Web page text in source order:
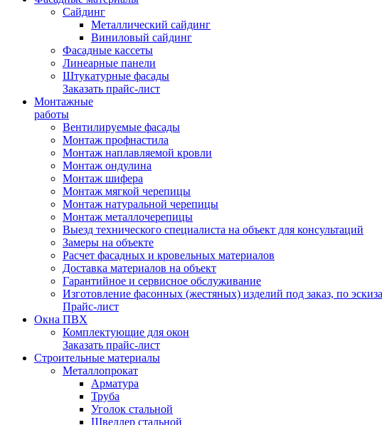
Сайдинг
Металлический сайдинг
Виниловый сайдинг
Фасадные кассеты
Линеарные панели
Штукатурные фасады
Заказать прайс-лист
Монтажные
работы
Вентилируемые фасады
Монтаж профнастила
Монтаж наплавляемой кровли
Монтаж ондулина
Монтаж шифера
Монтаж мягкой черепицы
Монтаж натуральной черепицы
Монтаж металлочерепицы
Выезд технического специалиста на объект для консультаций
Замеры на объекте
Расчет фасадных и кровельных материалов
Доставка материалов на объект
Гарантийное и сервисное обслуживание
Изготовление фасонных (жестяных) изделий под заказ, по
Прайс-лист
Окна ПВХ
Комплектующие для окон
Заказать прайс-лист
Строительные материалы
Металлопрокат
Арматура
Труба
Уголок стальной
Швеллер стальной